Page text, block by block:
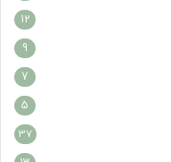
12
9
7
5
37